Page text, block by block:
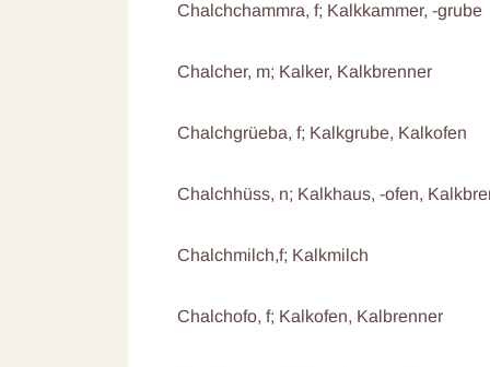
Chalchchammra, f; Kalkkammer, -grube
Chalcher, m; Kalker, Kalkbrenner
Chalchgrüeba, f; Kalkgrube, Kalkofen
Chalchhüss, n; Kalkhaus, -ofen,
Chalchmilch,f; Kalkmilch
Chalchofo, f; Kalkofen, Kalbrenner